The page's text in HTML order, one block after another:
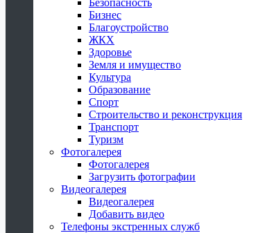
Безопасность
Бизнес
Благоустройство
ЖКХ
Здоровье
Земля и имущество
Культура
Образование
Спорт
Строительство и реконструкция
Транспорт
Туризм
Фотогалерея
Фотогалерея
Загрузить фотографии
Видеогалерея
Видеогалерея
Добавить видео
Телефоны экстренных служб